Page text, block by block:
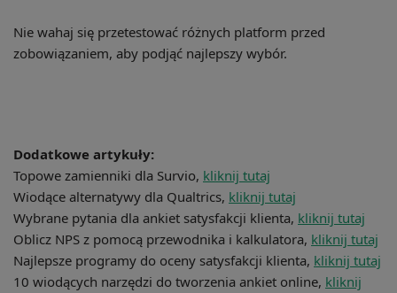
Nie wahaj się przetestować różnych platform przed
zobowiązaniem, aby podjąć najlepszy wybór.
Dodatkowe artykuły:
Topowe zamienniki dla Survio, kliknij tutaj
Wiodące alternatywy dla Qualtrics, kliknij tutaj
Wybrane pytania dla ankiet satysfakcji klienta, kliknij tutaj
Oblicz NPS z pomocą przewodnika i kalkulatora, kliknij tutaj
Najlepsze programy do oceny satysfakcji klienta, kliknij tutaj
10 wiodących narzędzi do tworzenia ankiet online, kliknij